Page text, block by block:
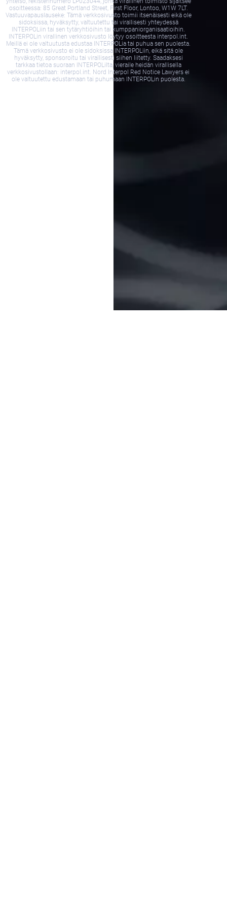
osoitteessa: 85 Great Portland Street, First Floor, Lontoo, W1W 7LT.
Vastuuvapauslauseke: Tämä verkkosivusto toimii itsenäisesti eikä ole
sidoksissa, hyväksytty, valtuutettu tai virallisesti yhteydessä
INTERPOLiin tai sen tytäryhtiöihin tai kumppaniorganisaatioihin.
INTERPOLin virallinen verkkosivusto löytyy osoitteesta interpol.int.
Meillä ei ole valtuutusta edustaa INTERPOLia tai puhua sen puolesta.
Tämä verkkosivusto ei ole sidoksissa INTERPOLiin, eikä sitä ole
hyväksytty, sponsoroitu tai virallisesti siihen liitetty. Saadaksesi
tarkkaa tietoa suoraan INTERPOLilta, vieraile heidän virallisella
verkkosivustollaan: interpol.int. Nord Interpol Red Notice Lawyers ei
ole valtuutettu edustamaan tai puhumaan INTERPOLin puolesta.